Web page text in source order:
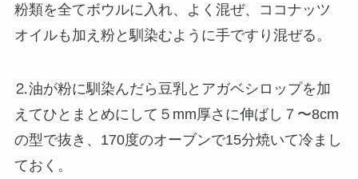
粉類を全てボウルに入れ、よく混ぜ、ココナッツ
オイルも加え粉と馴染むように手ですり混ぜる。
⒉油が粉に馴染んだら豆乳とアガベシロップを加
えてひとまとめにして５mm厚さに伸ばし７〜8cm
の型で抜き、170度のオーブンで15分焼いて冷まし
ておく。